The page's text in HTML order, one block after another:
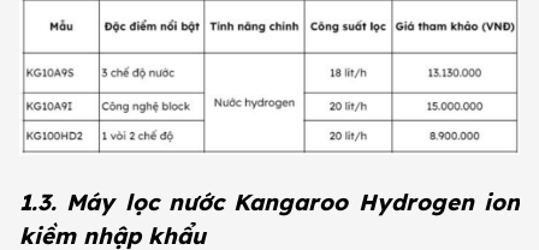
1.3. Máy lọc nước Kangaroo Hydrogen ion
kiềm nhập khẩu